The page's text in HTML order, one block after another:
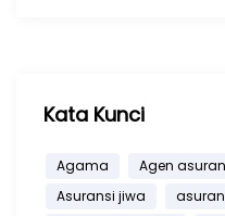
Kata Kunci
Agama Agen
Asuransi jiwa